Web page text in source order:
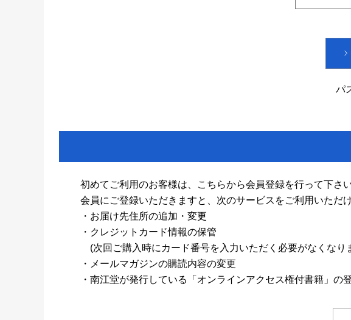
パ
初めてご利用のお客様は、こちらから会員登録を行って下さい
会員にご登録いただきますと、次のサービスをご利用いただけ
・お届け先住所の追加・変更
・クレジットカード情報の保管
(次回ご購入時にカード番号を入力いただく必要がなくなり
・メールマガジンの購読内容の変更
・南江堂が発行している「オンラインアクセス権付書籍」の